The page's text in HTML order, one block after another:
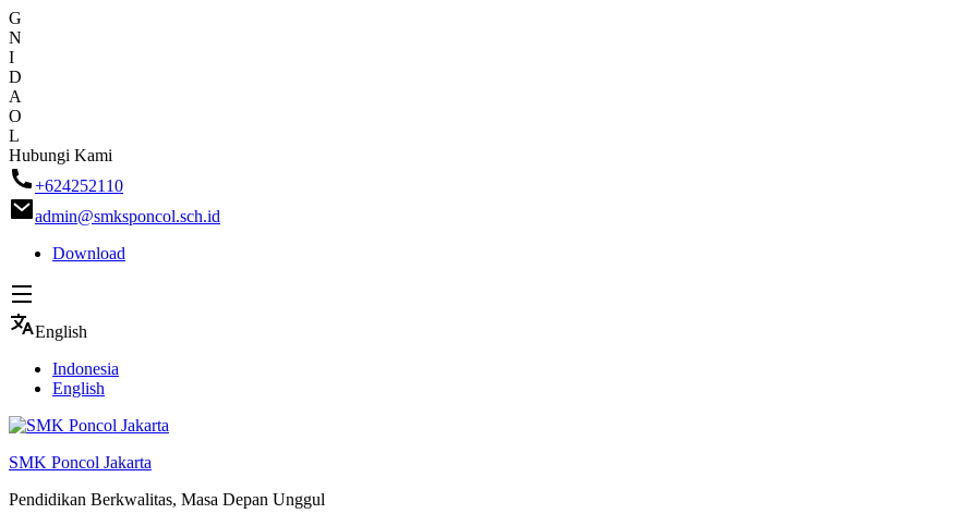
G
N
I
D
A
O
L
Skip
to
content
Hubungi Kami
+624252110
admin@smksponcol.sch.id
Download
English
Indonesia
English
SMK Poncol Jakarta
Pendidikan Berkwalitas, Masa Depan Unggul